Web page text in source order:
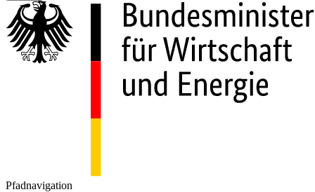
Pfadnavigation